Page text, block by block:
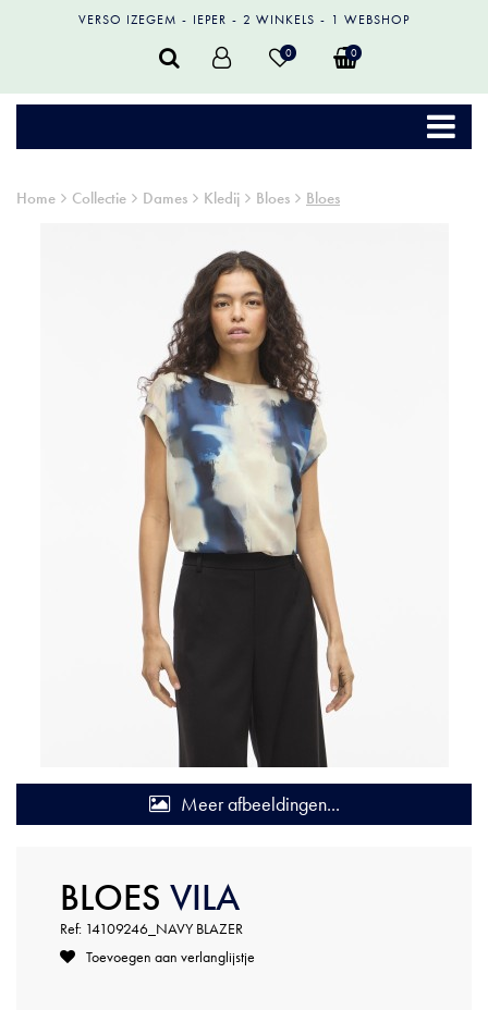
VERSO IZEGEM IEPER 2 WINKELS 1 WEBSHOP
0 0
Home Collectie Dames Kledij Bloes Bloes
Meer afbeeldingen...
BLOES VILA
Ref: 14109246_NAVY BLAZER
Toevoegen aan verlanglijstje